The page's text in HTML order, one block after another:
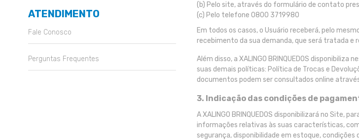
ATENDIMENTO
Fale Conosco
Perguntas Frequentes
(b) Pelo site, através do formulário de contato
(c) Pelo telefone 0800 3719980
Em todos os casos, o Usuário receberá, pelo
recebimento da sua demanda, que será tratada e
Além disso, a XALINGO BRINQUEDOS
suas demais políticas: Política de Trocas e
documentos podem ser consultados online
3. Indicação das condições de
A XALINGO BRINQUEDOS disponibilizará no Site,
informações relativas às suas características,
segurança, disponibilidade em estoque,